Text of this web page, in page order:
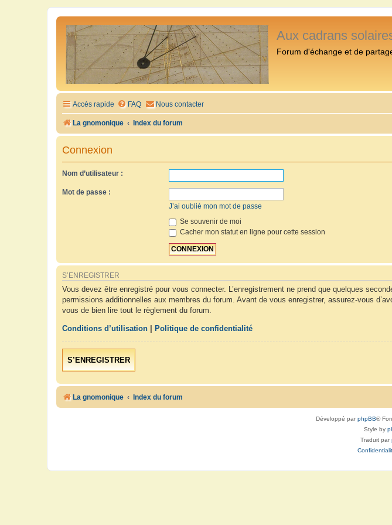
Aux cadrans
Forum d'échange et de
Accès rapide FAQ Nous contacter
La gnomonique Index du forum
Connexion
Nom d’utilisateur :
Mot de passe :
J’ai oublié mon mot de passe
Se souvenir de moi
Cacher mon statut en ligne pour cette session
S’ENREGISTRER
Vous devez être enregistré pour vous connecter. L’enregistrement ne prend que quelques
permissions additionnelles aux membres du forum. Avant de vous enregistrer, assurez-vous
vous de bien lire tout le règlement du forum.
Conditions d’utilisation Politique de confidentialité
S’ENREGISTRER
La gnomonique Index du forum
Développé parphpBB®
Style by
Traduit par